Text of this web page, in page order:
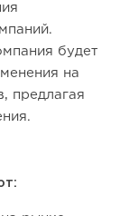
будет
на
предлагая